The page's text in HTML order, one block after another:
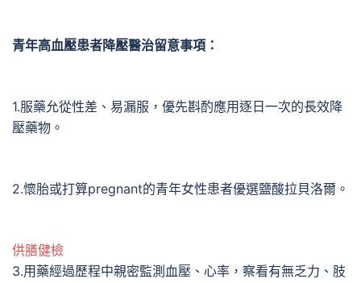
青年高血壓患者降壓醫治留意事項：
1.服藥允從性差、易漏服，優先斟酌應用逐日一次的長效降
壓藥物。
2.懷胎或打算pregnant的青年女性患者優選鹽酸拉貝洛爾。
供膳健檢
3.用藥經過歷程中親密監測血壓、心率，察看有無乏力、肢